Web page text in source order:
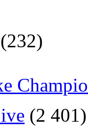
(232)
(2 401)